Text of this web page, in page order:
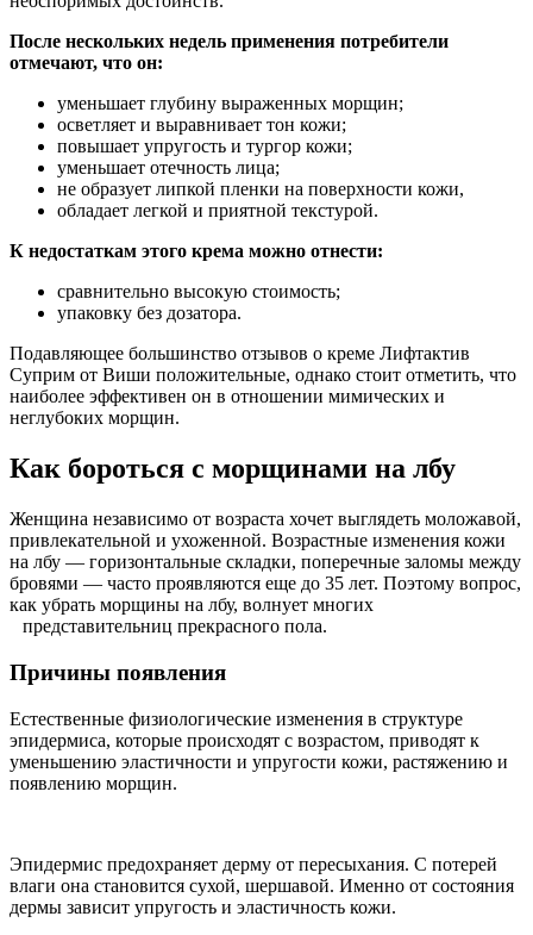
После нескольких недель применения потребители
отмечают, что он:
уменьшает глубину выраженных морщин;
осветляет и выравнивает тон кожи;
повышает упругость и тургор кожи;
уменьшает отечность лица;
не образует липкой пленки на поверхности кожи,
обладает легкой и приятной текстурой.
К недостаткам этого крема можно отнести:
сравнительно высокую стоимость;
упаковку без дозатора.
Подавляющее большинство отзывов о креме Лифтактив
Суприм от Виши положительные, однако стоит отметить, что
наиболее эффективен он в отношении мимических и
неглубоких морщин.
Как бороться с морщинами на лбу
Женщина независимо от возраста хочет выглядеть моложавой,
привлекательной и ухоженной. Возрастные изменения кожи
на лбу — горизонтальные складки, поперечные заломы между
бровями — часто проявляются еще до 35 лет. Поэтому вопрос,
как убрать морщины на лбу, волнует многих
представительниц прекрасного пола.
Причины появления
Естественные физиологические изменения в структуре
эпидермиса, которые происходят с возрастом, приводят к
уменьшению эластичности и упругости кожи, растяжению и
появлению морщин.
Эпидермис предохраняет дерму от пересыхания. С потерей
влаги она становится сухой, шершавой. Именно от состояния
дермы зависит упругость и эластичность кожи.